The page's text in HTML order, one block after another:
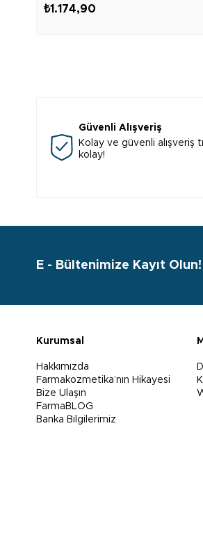
₺1.174,90
Güvenli Alışveriş
Kolay ve güvenli alışveriş
kolay!
E - Bültenimize Kayıt Olun!
Kurumsal
Hakkımızda
Farmakozmetika’nın Hikayesi
Bize Ulaşın
FarmaBLOG
Banka Bilgilerimiz